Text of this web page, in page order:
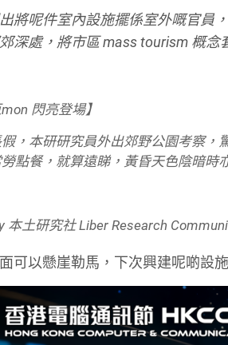
出將呢件室內設施擺係室外嘅官
深處，將市區 mass tourism 概
mon 閃亮登場】
，本研研究員外出郊野公園考察，
點餐，就算遠睇，黃昏天色陰暗時
本土研究社 Liber Research
可以懸崖勒馬，下次興建呢啲設